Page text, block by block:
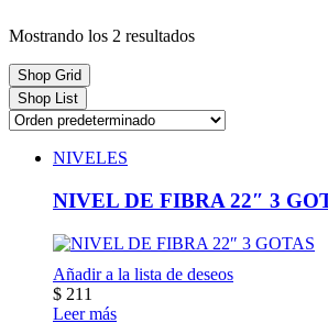
Mostrando los 2 resultados
Shop Grid
Shop List
NIVELES
NIVEL DE FIBRA 22″ 3
Añadir a la lista de deseos
$ 211
Leer más